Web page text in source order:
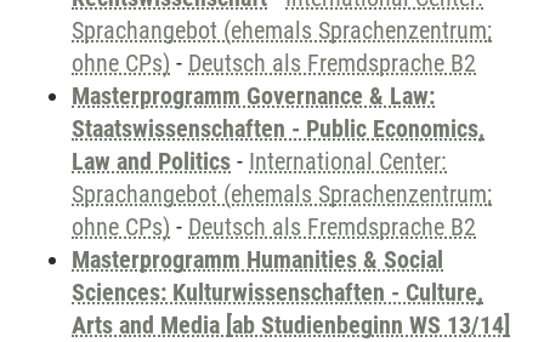
Sprachangebot (ehemals Sprachenzentrum;
ohne CPs) - Deutsch als Fremdsprache B2
Masterprogramm Governance & Law:
Staatswissenschaften - Public Economics,
Law and Politics - International Center:
Sprachangebot (ehemals Sprachenzentrum;
ohne CPs) - Deutsch als Fremdsprache B2
Masterprogramm Humanities & Social
Sciences: Kulturwissenschaften - Culture,
Arts and Media [ab Studienbeginn WS 13/14]